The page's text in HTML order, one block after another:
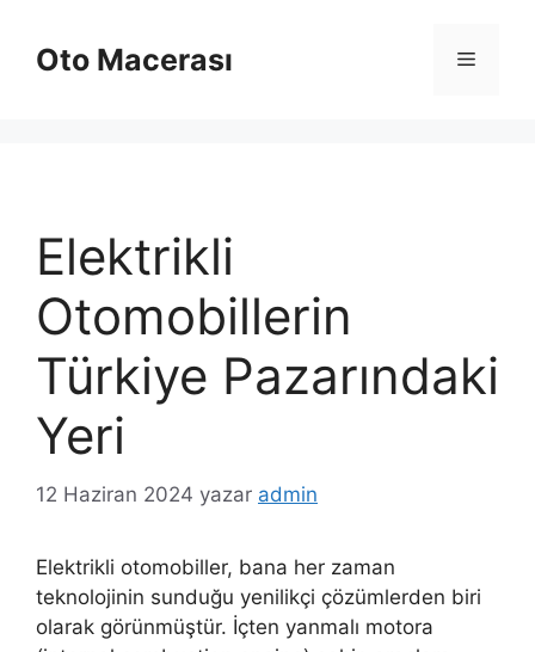
Oto Macerası Menü
Elektrikli
Otomobillerin
Türkiye Pazarındaki
Yeri
12 Haziran 2024 yazar admin
Elektrikli otomobiller, bana her zaman
teknolojinin sunduğu yenilikçi çözümlerden biri
olarak görünmüştür. İçten yanmalı motora